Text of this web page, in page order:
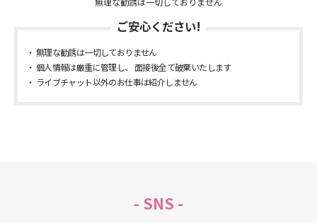
ご安心ください!
無理な勧誘は一切しておりません
個人情報は厳重に管理し、 面接後全て破棄いたします
ライブチャット以外のお仕事は紹介しません
- SNS -